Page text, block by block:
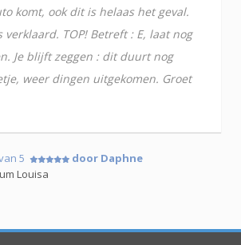
komt, ook dit is helaas het geval.
TOP! Betreft : E, laat nog
Je blijft zeggen : dit duurt nog
weer dingen uitgekomen. Groet
5
door Daphne
Louisa